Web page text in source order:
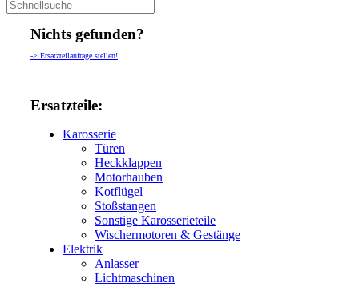
Nichts gefunden?
-> Ersatzteilanfrage stellen!
Ersatzteile:
Karosserie
Türen
Heckklappen
Motorhauben
Kotflügel
Stoßstangen
Sonstige Karosserieteile
Wischermotoren & Gestänge
Elektrik
Anlasser
Lichtmaschinen